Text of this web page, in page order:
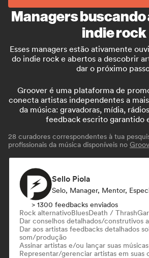
Managers
indie rock
Esses managers estão ativamente
do indie rock e abertos a descobrir
dar o próximo
Groover é uma plataforma de
conecta artistas independentes a
da música: gravadoras, mídia,
feedback escrito garantido
28 curadores correspondentes à tua
profissionais da música disponíveis no
Sello Piola
Selo, Manager, Mentor,
> 1300 feedbacks enviados
Rock alternativoBluesDeath / Thrash
Dar conselhos detalhados/construtivos
Dar aos artistas feedbacks detalhados
som/produção
Assinar artistas e/ou lançar suas músicas
Representar/gerenciar artistas em suas